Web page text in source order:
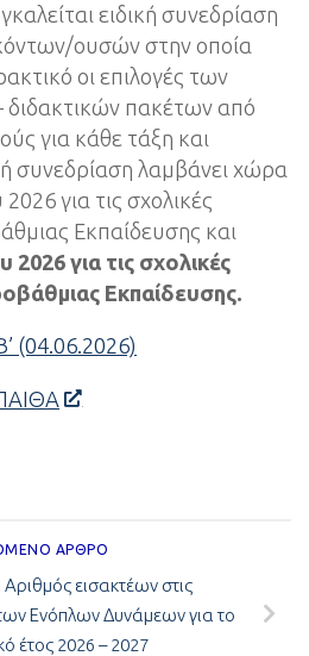
ειδική συνεδρίαση
ουσών στην οποία
οι επιλογές των
διδακτικών πακέτων από
για κάθε τάξη και
συνεδρίαση λαμβάνει χώρα
για τις σχολικές
Εκπαίδευσης και
2026 για τις σχολικές
Εκπαίδευσης.
(04.06.2026)
ΆΡΘΡΟ
εισακτέων στις
Ενόπλων Δυνάμεων για το
έτος 2026 – 2027